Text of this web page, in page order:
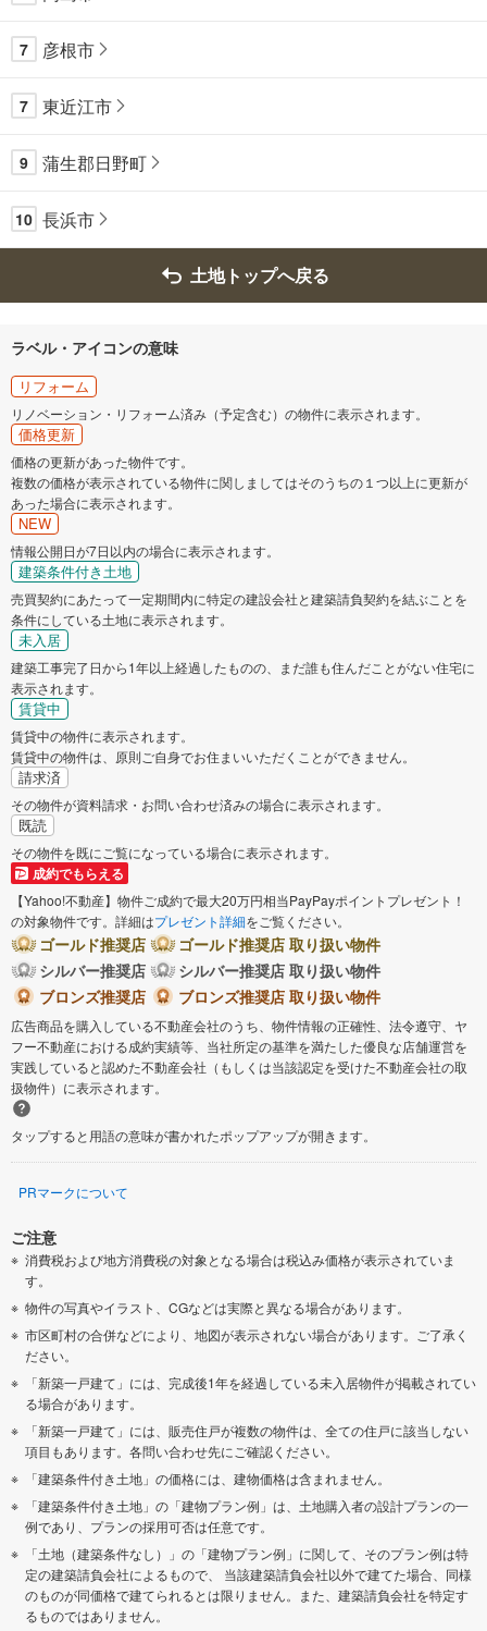
7 彦根市
7 東近江市
9 蒲生郡日野町
10 長浜市
土地トップへ戻る
ラベル・アイコンの意味
リフォーム
リノベーション・リフォーム済み（予定含む）の物件に表示されます。
価格更新
価格の更新があった物件です。
複数の価格が表示されている物件に関しましてはそのうちの１つ以上に更新が
あった場合に表示されます。
NEW
情報公開日が7日以内の場合に表示されます。
建築条件付き土地
売買契約にあたって一定期間内に特定の建設会社と建築請負契約を結ぶことを
条件にしている土地に表示されます。
未入居
建築工事完了日から1年以上経過したものの、まだ誰も住んだことがない住宅に
表示されます。
賃貸中
賃貸中の物件に表示されます。
賃貸中の物件は、原則ご自身でお住まいいただくことができません。
請求済
その物件が資料請求・お問い合わせ済みの場合に表示されます。
既読
その物件を既にご覧になっている場合に表示されます。
成約でもらえる
【Yahoo!不動産】物件ご成約で最大20万円相当PayPayポイントプレゼント！
の対象物件です。詳細はプレゼント詳細をご覧ください。
ゴールド推奨店
ゴールド推奨店 取り扱い物件
シルバー推奨店
シルバー推奨店 取り扱い物件
ブロンズ推奨店
ブロンズ推奨店 取り扱い物件
広告商品を購入している不動産会社のうち、物件情報の正確性、法令遵守、ヤ
フー不動産における成約実績等、当社所定の基準を満たした優良な店舗運営を
実践していると認めた不動産会社（もしくは当該認定を受けた不動産会社の取
扱物件）に表示されます。
タップすると用語の意味が書かれたポップアップが開きます。
PRマークについて
ご注意
消費税および地方消費税の対象となる場合は税込み価格が表示されていま
す。
物件の写真やイラスト、CGなどは実際と異なる場合があります。
市区町村の合併などにより、地図が表示されない場合があります。ご了承く
ださい。
「新築一戸建て」には、完成後1年を経過している未入居物件が掲載されてい
る場合があります。
「新築一戸建て」には、販売住戸が複数の物件は、全ての住戸に該当しない
項目もあります。各問い合わせ先にご確認ください。
「建築条件付き土地」の価格には、建物価格は含まれません。
「建築条件付き土地」の「建物プラン例」は、土地購入者の設計プランの一
例であり、プランの採用可否は任意です。
「土地（建築条件なし）」の「建物プラン例」に関して、そのプラン例は特
定の建築請負会社によるもので、 当該建築請負会社以外で建てた場合、同様
のものが同価格で建てられるとは限りません。また、建築請負会社を特定す
るものではありません。